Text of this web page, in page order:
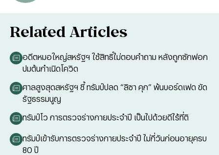
Related Articles
อดีตหมอใหญ่สหรัฐฯ ใช้สิทธิ์ไม่ตอบคำถาม หลังถูกซักฟอก
ปมต้นกำเนิดโควิด
ศาลสูงสุดสหรัฐฯ ชี้ ทรัมป์ปลด “ลิซา คุก” พ้นบอร์ดเฟด ขัด
รัฐธรรมนูญ
ทรัมป์โว การตรวจร่างกายประจำปี เป็นไปด้วยดีไร้ที่ติ
ทรัมป์เข้ารับการตรวจร่างกายประจำปี ไม่กี่วันก่อนอายุครบ
80 ปี